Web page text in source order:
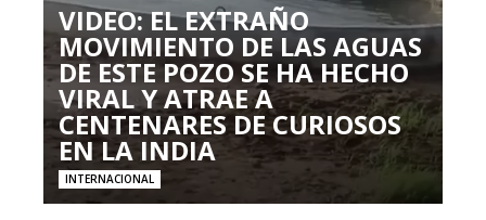
VIDEO: EL EXTRAÑO
MOVIMIENTO DE LAS AGUAS
DE ESTE POZO SE HA HECHO
VIRAL Y ATRAE A
CENTENARES DE CURIOSOS
EN LA INDIA
INTERNACIONAL